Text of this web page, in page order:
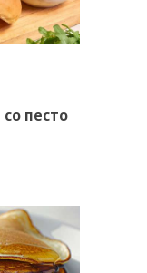
со песто